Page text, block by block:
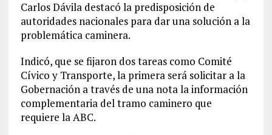
Carlos Dávila destacó la predisposición de
autoridades nacionales para dar una solución a la
problemática caminera.
Indicó, que se fijaron dos tareas como Comité
Cívico y Transporte, la primera será solicitar a la
Gobernación a través de una nota la información
complementaria del tramo caminero que
requiere la ABC.